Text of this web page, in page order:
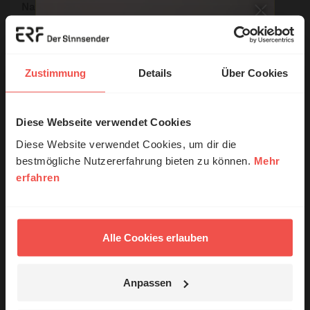
Zustimmung Details Über Cookies
Diese Webseite verwendet Cookies
Diese Website verwendet Cookies, um dir die
bestmögliche Nutzererfahrung bieten zu können. Mehr
erfahren
Alle Cookies erlauben
Anpassen
anonymisiert erfasst und zum Zweck der
ausgewertet werden. Es erfolgt keine Weitergabe
© Ruth Schneider / ERF